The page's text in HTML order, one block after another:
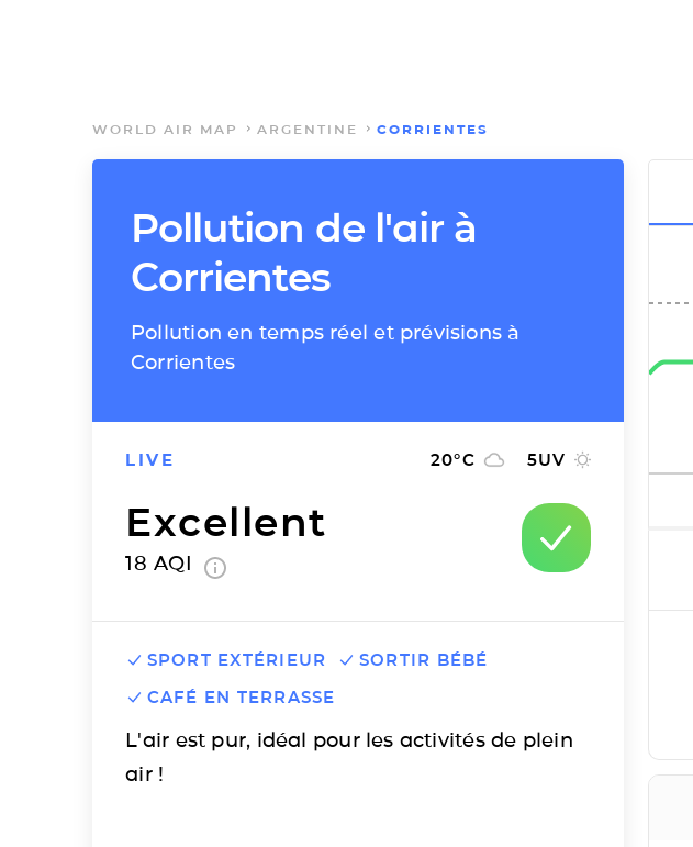
WORLD AIR MAP ARGENTINE CORRIENTES
Pollution de l'air à
Corrientes
Pollution en temps réel et prévisions à
Corrientes
LIVE 20°C 5UV
Excellent
18 AQI
SPORT EXTÉRIEUR
SORTIR BÉBÉ
CAFÉ EN TERRASSE
L'air est pur, idéal pour les activités de plein
air !